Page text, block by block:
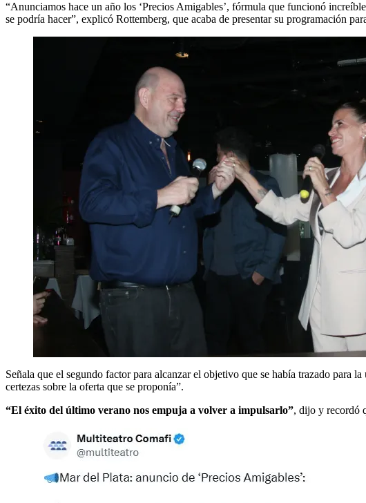
“Anunciamos hace un año los ‘Precios Amigables’, fórmula que funcionó
se podría hacer”, explicó Rottemberg, que acaba de presentar su programación
Señala que el segundo factor para alcanzar el objetivo que se había trazado para
certezas sobre la oferta que se proponía”.
“El éxito del último verano nos empuja a volver a impulsarlo”, dijo y recordó